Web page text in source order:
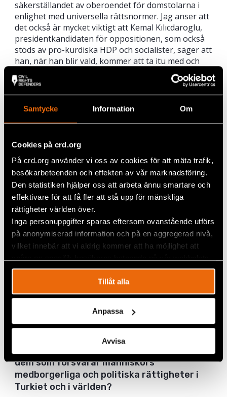
Samtycke Information Om
Cookies på crd.org
På crd.org använder vi oss av cookies för att mäta trafik,
besökarbeteenden och effekten av vår marknadsföring.
Den statistiken hjälper oss att arbeta ännu smartare och
effektivare för att få fler att stå upp för mänskliga
rättigheter världen över.
Inga personuppgifter sparas eftersom ovanstående utförs
på anonymiserad information och på en aggregerad nivå,
vilket innebär att vi aldrig kommer att ha möjlighet att
Tillåt alla
Anpassa
Avvisa
säkerställandet av oberoendet för domstolarna i
enlighet med universella rättsnormer. Jag anser att
det också är mycket viktigt att Kemal Kılıcdaroglu,
presidentkandidaten för oppositionen, som också
stöds av pro-kurdiska HDP och socialister, säger att
han, när han blir vald, kommer att ta itu med och
försöka rätta till alla former av orättvisor som
begåtts av statliga organ. Jag tror att folket i
Turkiet kommer att välja det alternativ som arbetar
för demokrati och rättsstatsprincipen. Den senaste
jordbävningen, som visar de dödliga
institutionerna under den nuvarande
presidentstyret, har ytterligare stärkt kraven på
förändring.
När du ser tillbaka på din resa som
civilsamhällesaktivist och filantrop, vilka är
de viktigaste lärdomarna du har gjort på
vägen?
Jag är alltmer övertygad om att oberoendet för
rättsväsendet är avgörande för att upprätthålla
rättsstatens principer och skydda medborgerliga
rättigheter och friheter. Tyvärr är internationell
rätt och dess institutioner fortfarande inte
tillräckligt effektiva för att förhindra att kritiska
och politiska aktivister förföljs i länder med
auktoritärt styre.
dem som försvarar människors
medborgerliga och politiska rättigheter i
Turkiet och i världen?